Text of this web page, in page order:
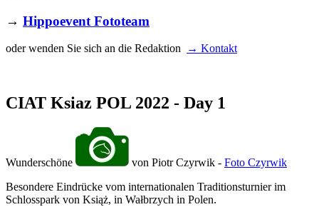
→ Hippoevent Fototeam
oder wenden Sie sich an die Redaktion → Kontakt
CIAT Ksiaz POL 2022 - Day 1
Wunderschöne von Piotr Czyrwik - Foto Czyrwik
Besondere Eindrücke vom internationalen Traditionsturnier im
Schlosspark von Książ, in Wałbrzych in Polen.